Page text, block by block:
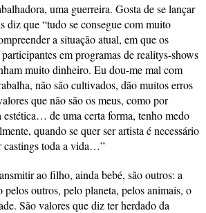
uma guerreira. Gosta de se lançar
diz que “tudo se consegue com muito
a situação atual, em que os
em programas de realitys-shows
muito dinheiro. Eu dou-me mal com
não são cultivados, dão muitos erros
que não são os meus, como por
estética… de uma certa forma, tenho medo
quando se quer ser artista é necessário
castings toda a vida…”
ao filho, ainda bebé, são outros: a
pelos outros, pelo planeta, pelos animais, o
São valores que diz ter herdado da